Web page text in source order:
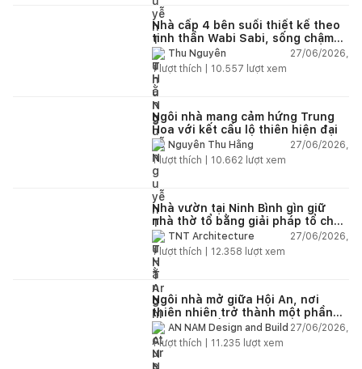
Nhà cấp 4 bên suối thiết kế theo
tinh thần Wabi Sabi, sống chậm
giữa thiên nhiên
Thu Nguyễn
27/06/2026,
1lượt thích | 10.557 lượt xem
Ngôi nhà mang cảm hứng Trung
Hoa với kết cấu lộ thiên hiện đại
Nguyễn Thu Hằng
27/06/2026,
1lượt thích | 10.662 lượt xem
Nhà vườn tại Ninh Bình gìn giữ
nhà thờ tổ bằng giải pháp tổ chức
lại không gian
TNT Architecture
27/06/2026,
1lượt thích | 12.358 lượt xem
Ngôi nhà mở giữa Hội An, nơi
thiên nhiên trở thành một phần
của cuộc sống
AN NAM Design and Build 27/06/2026,
1lượt thích | 11.235 lượt xem